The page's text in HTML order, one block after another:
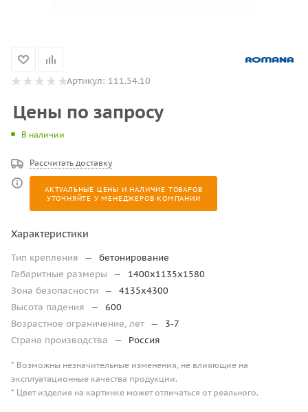
Артикул: 111.54.10
Цены по запросу
В наличии
Рассчитать доставку
АКТУАЛЬНЫЕ ЦЕНЫ И НАЛИЧИЕ ТОВАРОВ
УТОЧНЯЙТЕ У МЕНЕДЖЕРОВ КОМПАНИИ
Характеристики
Тип крепления —
бетонирование
Габаритные размеры
—
1400х1135х1580
Зона безопасности
—
4135х4300
Высота падения
—
600
Возрастное ограничение, лет —
3-7
Страна производства
— Россия
* Возможны незначительные изменения, не влияющие на
эксплуатационные качества продукции.
* Цвет изделия на картинке может отличаться от реального.